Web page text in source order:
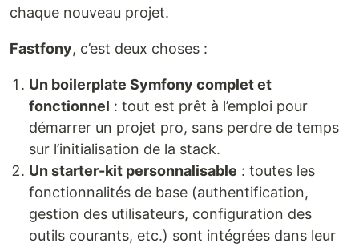
chaque nouveau projet.
Fastfony, c’est deux choses :
Un boilerplate Symfony complet et
fonctionnel : tout est prêt à l’emploi pour
démarrer un projet pro, sans perdre de temps
sur l’initialisation de la stack.
Un starter-kit personnalisable : toutes les
fonctionnalités de base (authentification,
gestion des utilisateurs, configuration des
outils courants, etc.) sont intégrées dans leur